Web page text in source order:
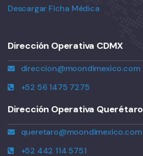
Descargar Ficha Médica
Dirección Operativa CDMX
direccion@moondimexico.com
+52 56 1475 7275
Dirección Operativa Querétaro
queretaro@moondimexico.com
+52 442 114 5751